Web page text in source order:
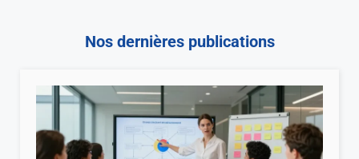
Nos dernières publications